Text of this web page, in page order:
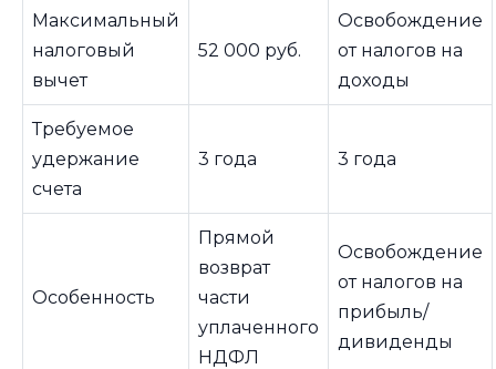
Максимальный
налоговый
вычет
52 000 руб.
Освобождение
от налогов на
доходы
Требуемое
удержание
счета
3 года 3 года
Особенность
Прямой
возврат
части
уплаченного
НДФЛ
Освобождение
от налогов на
прибыль/
дивиденды